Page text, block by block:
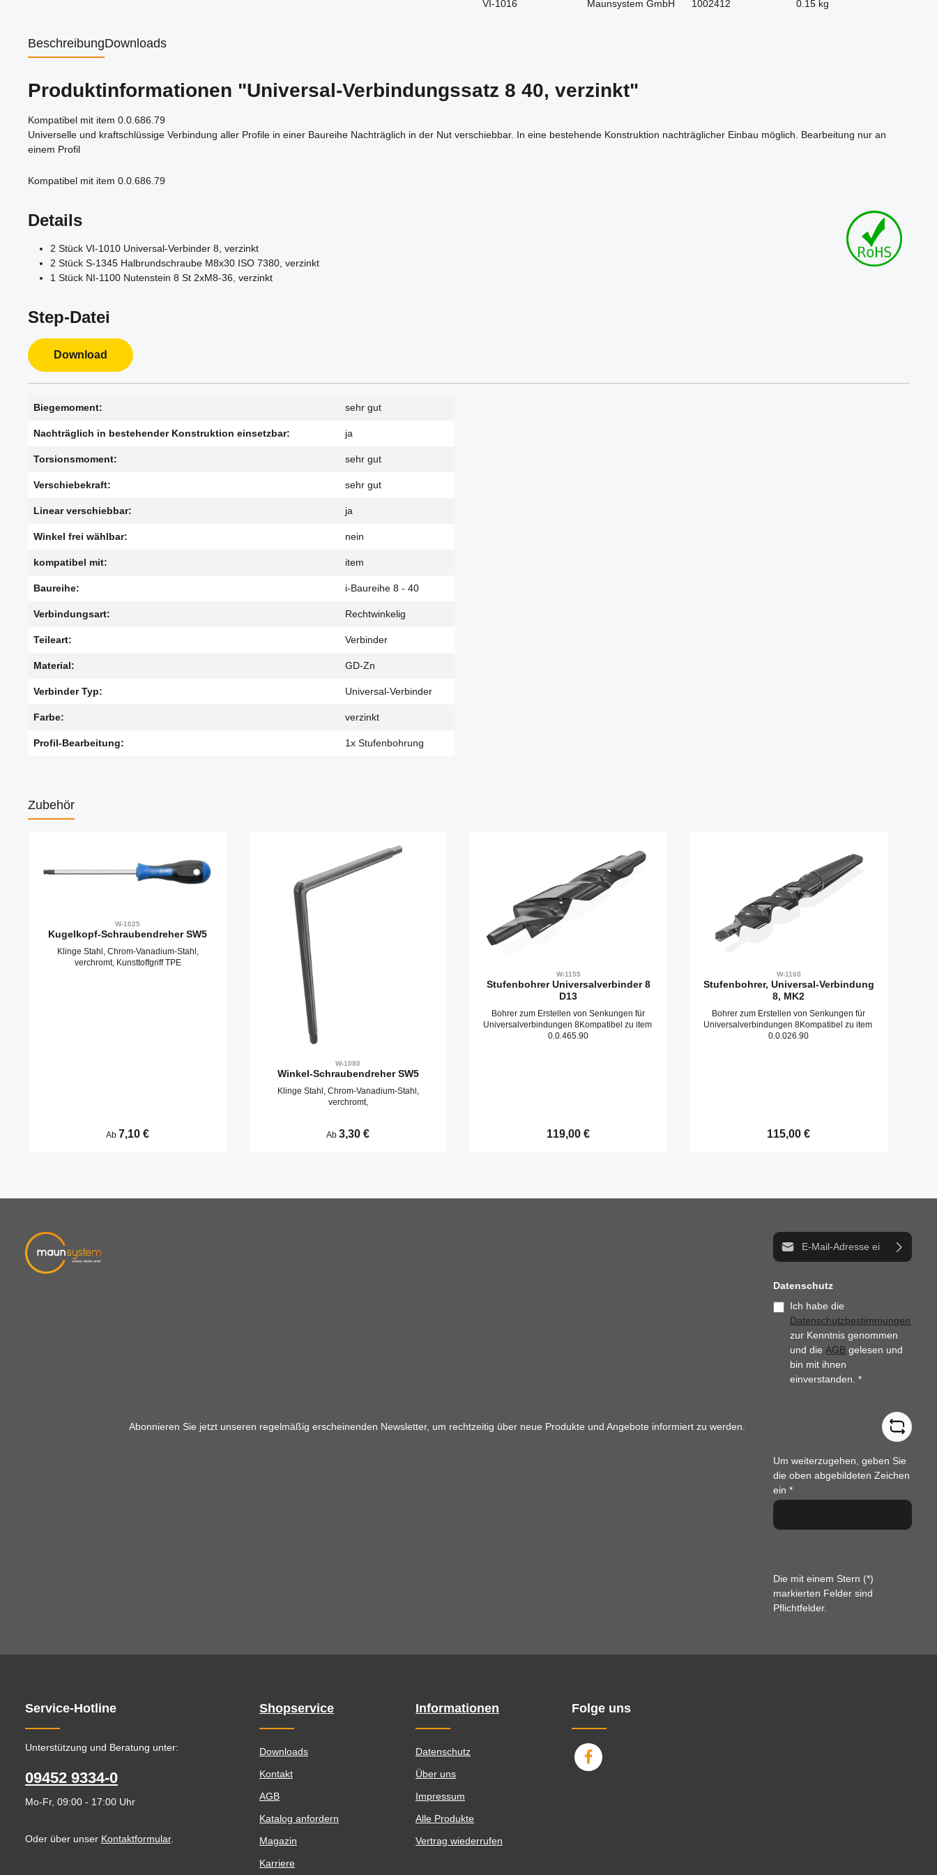
VI-1016 Maunsystem GmbH 1002412 0.15 kg
BeschreibungDownloads
Produktinformationen "Universal-Verbindungssatz 8 40, verzinkt"
Kompatibel mit item 0.0.686.79
Universelle und kraftschlüssige Verbindung aller Profile in einer Baureihe Nachträglich in der Nut verschiebbar. In eine bestehende Konstruktion nachträglicher Einbau möglich. Bearbeitung nur an
einem Profil
Kompatibel mit item 0.0.686.79
Details
2 Stück VI-1010 Universal-Verbinder 8, verzinkt
2 Stück S-1345 Halbrundschraube M8x30 ISO 7380, verzinkt
1 Stück NI-1100 Nutenstein 8 St 2xM8-36, verzinkt
Step-Datei
Download
Biegemoment: sehr gut
Nachträglich in bestehender Konstruktion einsetzbar: ja
Torsionsmoment: sehr gut
Verschiebekraft: sehr gut
Linear verschiebbar: ja
Winkel frei wählbar: nein
kompatibel mit: item
Baureihe: i-Baureihe 8 - 40
Verbindungsart: Rechtwinkelig
Teileart: Verbinder
Material: GD-Zn
Verbinder Typ: Universal-Verbinder
Farbe: verzinkt
Profil-Bearbeitung: 1x Stufenbohrung
Zubehör
W-1025
Kugelkopf-Schraubendreher SW5
Klinge Stahl, Chrom-Vanadium-Stahl,
verchromt, Kunsttoffgriff TPE
Regulärer Preis:
Ab 7,10 €
W-1080
Winkel-Schraubendreher SW5
Klinge Stahl, Chrom-Vanadium-Stahl,
verchromt,
Regulärer Preis:
Ab 3,30 €
W-1155
Stufenbohrer Universalverbinder 8
D13
Bohrer zum Erstellen von Senkungen für
Universalverbindungen 8Kompatibel zu item
0.0.465.90
Regulärer Preis:
119,00 €
W-1160
Stufenbohrer, Universal-Verbindung
8, MK2
Bohrer zum Erstellen von Senkungen für
Universalverbindungen 8Kompatibel zu item
0.0.026.90
Regulärer Preis:
115,00 €
Abonnieren Sie jetzt unseren regelmäßig erscheinenden Newsletter, um rechtzeitig über neue Produkte und Angebote informiert zu werden.
E-Mail-Adresse*
Datenschutz
Ich habe die
Datenschutzbestimmungen
zur Kenntnis genommen
und dieAGB gelesen und
bin mit ihnen
einverstanden.*
Um weiterzugehen, geben Sie
die oben abgebildeten Zeichen
ein*
Die mit einem Stern (*)
markierten Felder sind
Pflichtfelder.
Service-Hotline
Unterstützung und Beratung unter:
09452 9334-0
Mo-Fr, 09:00 - 17:00 Uhr
Oder über unser Kontaktformular.
Shopservice
Downloads
Kontakt
AGB
Katalog anfordern
Magazin
Karriere
Informationen
Datenschutz
Über uns
Impressum
Alle Produkte
Vertrag wiederrufen
Folge uns